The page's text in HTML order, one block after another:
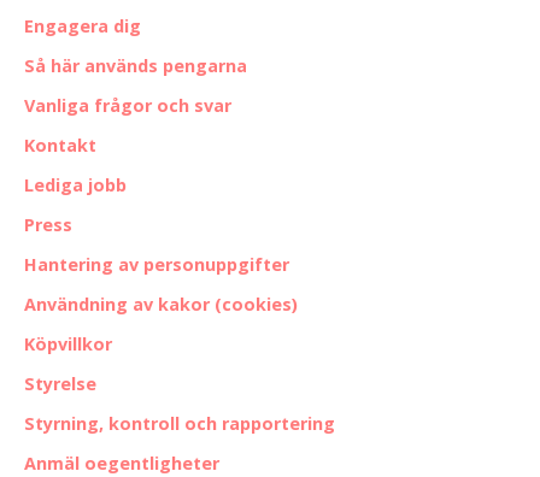
Engagera dig
Så här används pengarna
Vanliga frågor och svar
Kontakt
Lediga jobb
Press
Hantering av personuppgifter
Användning av kakor (cookies)
Köpvillkor
Styrelse
Styrning, kontroll och rapportering
Anmäl oegentligheter